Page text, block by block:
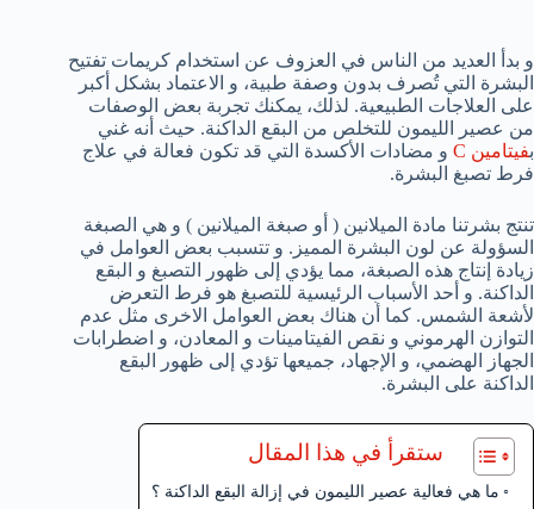
و بدأ العديد من الناس في العزوف عن استخدام كريمات تفتيح
البشرة التي تُصرف بدون وصفة طبية، و الاعتماد بشكل أكبر
على العلاجات الطبيعية. لذلك، يمكنك تجربة بعض الوصفات
من عصير الليمون للتخلص من البقع الداكنة. حيث أنه غني
بفيتامين C
و مضادات الأكسدة التي قد تكون فعالة في علاج
فرط تصبغ البشرة.
تنتج بشرتنا مادة الميلانين ( أو صبغة الميلانين ) و هي الصبغة
السؤولة عن لون البشرة المميز. و تتسبب بعض العوامل في
زيادة إنتاج هذه الصبغة، مما يؤدي إلى ظهور التصبغ و البقع
الداكنة. و أحد الأسباب الرئيسية للتصبغ هو فرط التعرض
لأشعة الشمس. كما أن هناك بعض العوامل الاخرى مثل عدم
التوازن الهرموني و نقص الفيتامينات و المعادن، و اضطرابات
الجهاز الهضمي، و الإجهاد، جميعها تؤدي إلى ظهور البقع
الداكنة على البشرة.
ستقرأ في هذا المقال
ما هي فعالية عصير الليمون في إزالة البقع الداكنة ؟